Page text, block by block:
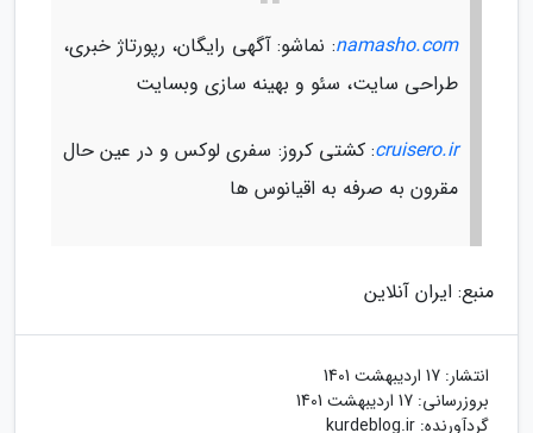
namasho.com: نماشو: آگهی رایگان، رپورتاژ خبری،
طراحی سایت، سئو و بهینه سازی وبسایت
cruisero.ir: کشتی کروز: سفری لوکس و در عین حال
مقرون به صرفه به اقیانوس ها
منبع: ایران آنلاین
انتشار: 17 اردیبهشت 1401
بروزرسانی: 17 اردیبهشت 1401
گردآورنده: kurdeblog.ir